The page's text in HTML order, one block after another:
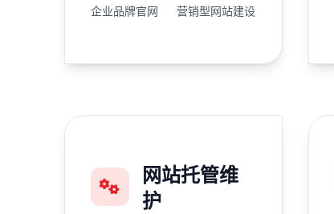
企业品牌官网
营销型网站建设
网站托管维
护